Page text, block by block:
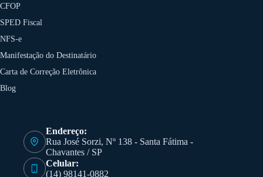
CFOP
SPED Fiscal
NFS-e
Manifestação do Destinatário
Carta de Correção Eletrônica
Blog
Endereço:
Rua José Sorzi, Nº 138 - Santa Fátima -
Chavantes / SP
Celular:
(14) 98141-0882